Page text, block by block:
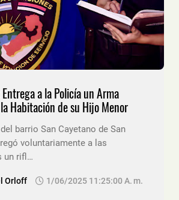
a la Policía un Arma
Habitación de su Hijo Menor
barrio San Cayetano de San
voluntariamente a las
un rifl…
Orloff 1/06/2025 11:25:00 A. M.